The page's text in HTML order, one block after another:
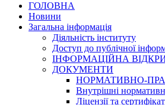
ГОЛОВНА
Новини
Загальна інформація
Діяльність інституту
Доступ до публічної
ІНФОРМАЦІЙНА
ДОКУМЕНТИ
НОРМАТИВНО-
Внутрішні
Ліцензії та